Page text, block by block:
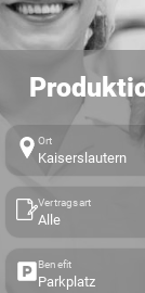
Ort
Kaiserslautern
Vertragsart
Alle
Benefit
Parkplatz